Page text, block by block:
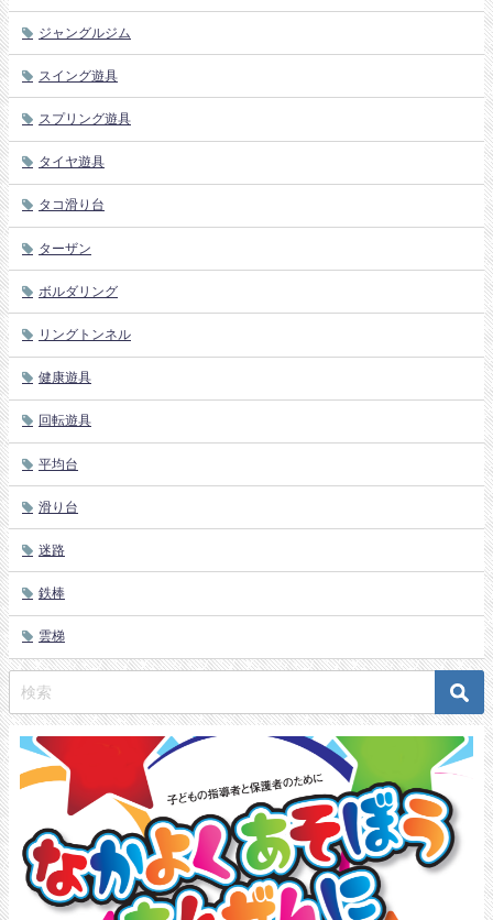
ジャングルジム
スイング遊具
スプリング遊具
タイヤ遊具
タコ滑り台
ターザン
ボルダリング
リングトンネル
健康遊具
回転遊具
平均台
滑り台
迷路
鉄棒
雲梯